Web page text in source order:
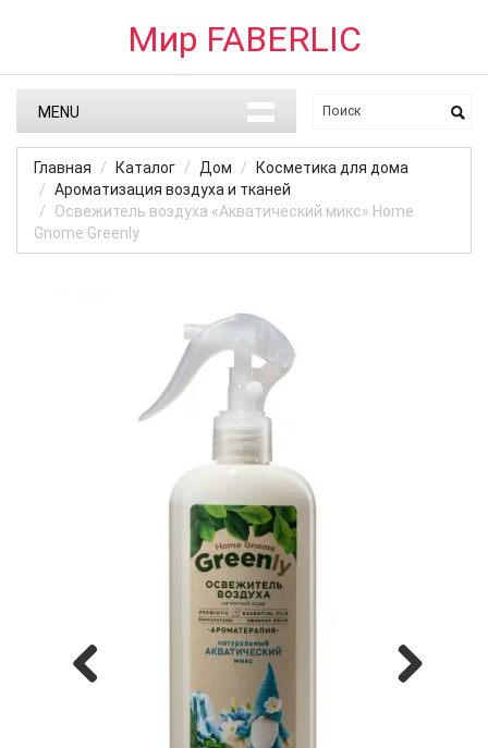
Мир FABERLIC
MENU
Главная Каталог Дом
Косметика для дома
Ароматизация воздуха и тканей
Освежитель воздуха «Акватический микс» Home
Gnome Greenly